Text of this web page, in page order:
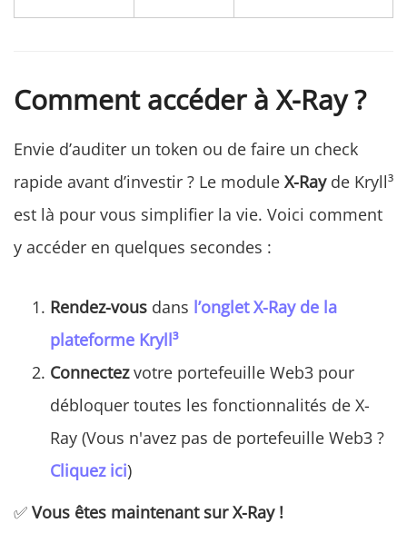
Comment accéder à X-Ray ?
Envie d’auditer un token ou de faire un check
rapide avant d’investir ? Le module X-Rayde Kryll³
est là pour vous simplifier la vie. Voici comment
y accéder en quelques secondes :
Rendez-vous dans l’onglet X-Ray de la
plateforme Kryll³
Connectezvotre portefeuille Web3 pour
débloquer toutes les fonctionnalités de X-
Ray (Vous n'avez pas de portefeuille Web3 ?
Cliquez ici)
✅ Vous êtes maintenant sur X-Ray !